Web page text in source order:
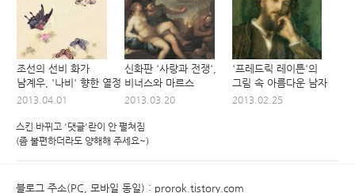
조선의 선비 화가
남계우, '나비' 향한 열정
2013.04.01
신화판 '사랑과 전쟁',
비너스와 마르스
2013.03.20
'프레드릭 레이튼'의
그림 속 아름다운 남자
2013.02.25
스킨 바뀌고 '댓글'란이 안 펼쳐짐
(좀 불편하더라도 양해해 주세요~)
블로그 주소(PC, 모바일 동일) : prorok.tistory.com